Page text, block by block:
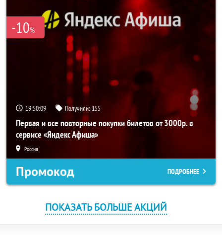
-10%
19:50:09 Получили: 155
Первая и все повторные покупки билетов от 3000р. в
сервисе «Яндекс Афиша»
Россия
Промокод ПОДРОБНЕЕ
ПОКАЗАТЬ БОЛЬШЕ АКЦИЙ